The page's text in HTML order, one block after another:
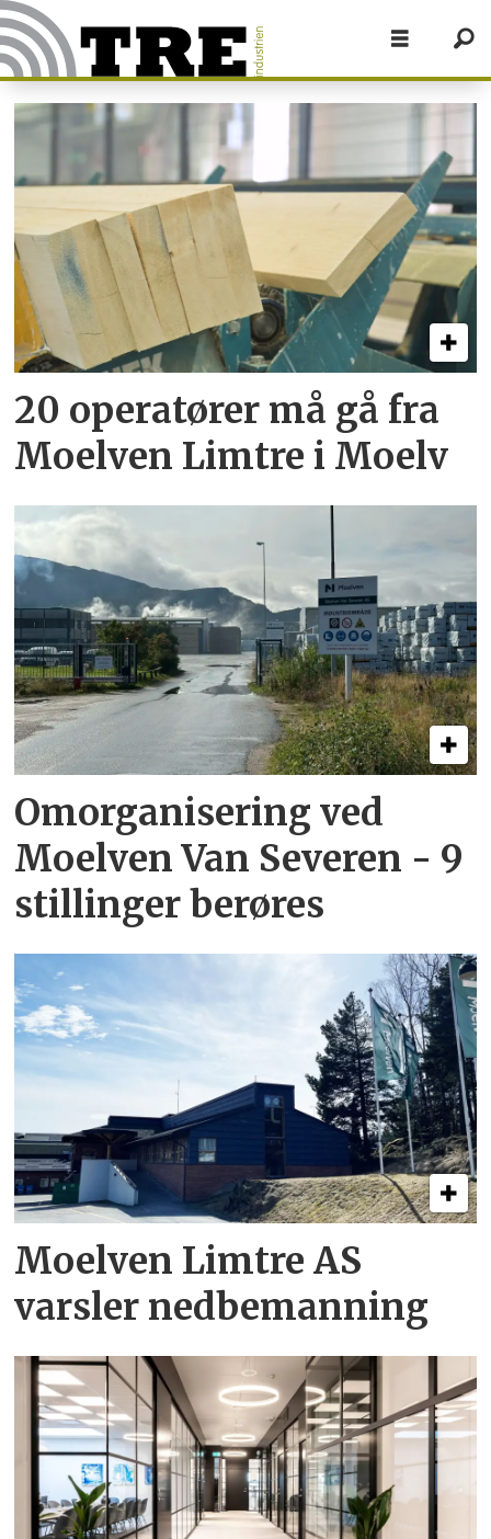
Tag:
nedbemanning
20 operatører må gå fra
Moelven Limtre i Moelv
Omorganisering ved
Moelven Van Severen - 9
stillinger berøres
Moelven Limtre AS
varsler nedbemanning